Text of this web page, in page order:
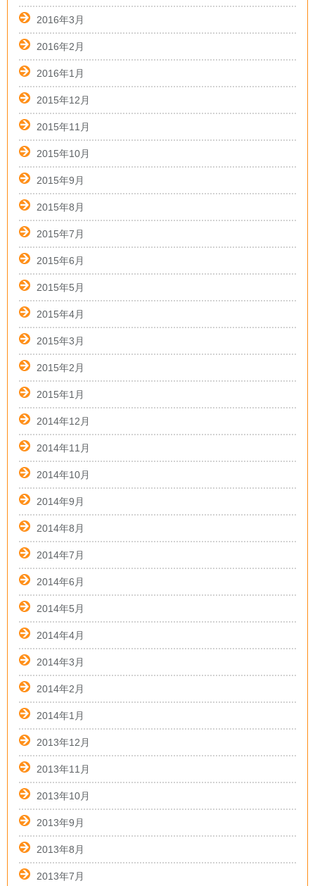
2016年3月
2016年2月
2016年1月
2015年12月
2015年11月
2015年10月
2015年9月
2015年8月
2015年7月
2015年6月
2015年5月
2015年4月
2015年3月
2015年2月
2015年1月
2014年12月
2014年11月
2014年10月
2014年9月
2014年8月
2014年7月
2014年6月
2014年5月
2014年4月
2014年3月
2014年2月
2014年1月
2013年12月
2013年11月
2013年10月
2013年9月
2013年8月
2013年7月